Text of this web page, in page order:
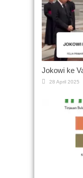
Jokowi ke
28 April 2025